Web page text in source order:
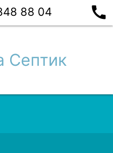
88 04 call
Септик